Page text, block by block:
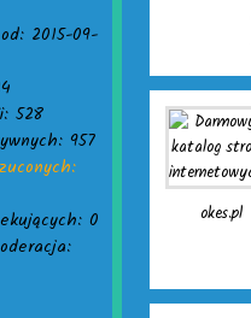
2015-09-
528
957
0
okes.pl